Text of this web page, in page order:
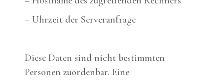
– Uhrzeit der Serveranfrage
Diese Daten sind nicht bestimmten
Personen zuordenbar. Eine